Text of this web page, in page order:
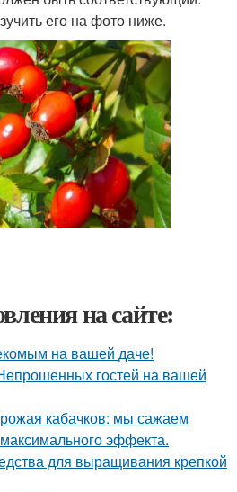
его на фото ниже.
на сайте:
на вашей даче!
гостей на вашей
кабачков: мы сажаем
эффекта.
для выращивания крепкой